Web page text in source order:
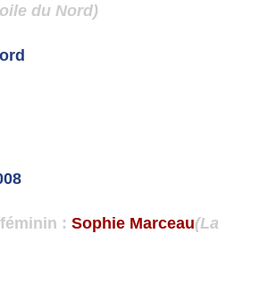
du Nord)
: Sophie Marceau(La